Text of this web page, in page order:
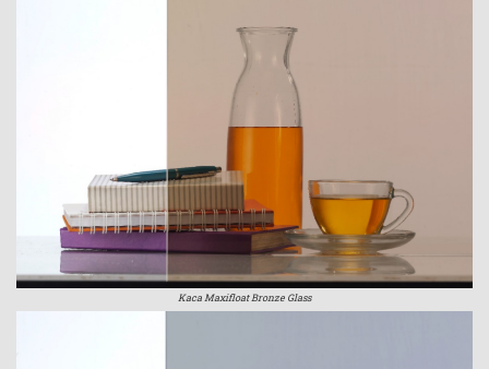
Kaca Maxifloat Bronze Glass